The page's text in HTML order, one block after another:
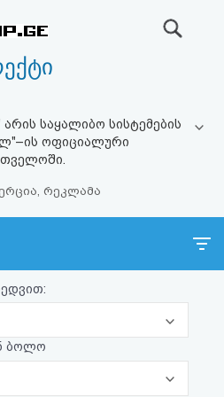
საყალიბო სისტემების
ოფიციალური
რეკლამა
ბოლო